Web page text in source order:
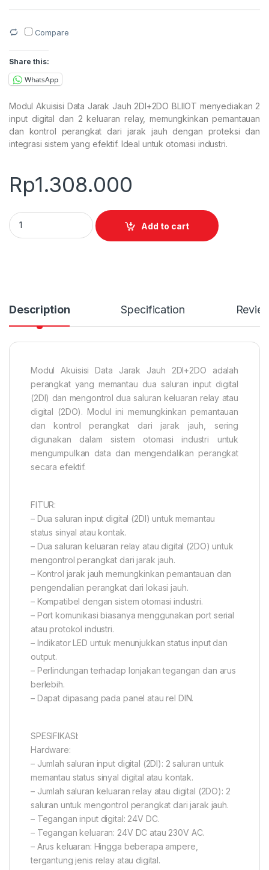
Compare
Share this:
WhatsApp
Modul Akuisisi Data Jarak Jauh 2DI+2DO BLIIOT menyediakan 2
input digital dan 2 keluaran relay, memungkinkan pemantauan
dan kontrol perangkat dari jarak jauh dengan proteksi dan
integrasi sistem yang efektif. Ideal untuk otomasi industri.
Rp1.308.000
2DI+2DO Remote Data Acquisition Module quantity
Add to cart
Description Specification
Modul Akuisisi Data Jarak Jauh 2DI+2DO adalah
perangkat yang memantau dua saluran input digital
(2DI) dan mengontrol dua saluran keluaran relay atau
digital (2DO). Modul ini memungkinkan pemantauan
dan kontrol perangkat dari jarak jauh, sering
digunakan dalam sistem otomasi industri untuk
mengumpulkan data dan mengendalikan perangkat
secara efektif.
FITUR:
– Dua saluran input digital (2DI) untuk memantau
status sinyal atau kontak.
– Dua saluran keluaran relay atau digital (2DO) untuk
mengontrol perangkat dari jarak jauh.
– Kontrol jarak jauh memungkinkan pemantauan dan
pengendalian perangkat dari lokasi jauh.
– Kompatibel dengan sistem otomasi industri.
– Port komunikasi biasanya menggunakan port serial
atau protokol industri.
– Indikator LED untuk menunjukkan status input dan
output.
– Perlindungan terhadap lonjakan tegangan dan arus
berlebih.
– Dapat dipasang pada panel atau rel DIN.
SPESIFIKASI:
Hardware:
– Jumlah saluran input digital (2DI): 2 saluran untuk
memantau status sinyal digital atau kontak.
– Jumlah saluran keluaran relay atau digital (2DO): 2
saluran untuk mengontrol perangkat dari jarak jauh.
– Tegangan input digital: 24V DC.
– Tegangan keluaran: 24V DC atau 230V AC.
– Arus keluaran: Hingga beberapa ampere,
tergantung jenis relay atau digital.